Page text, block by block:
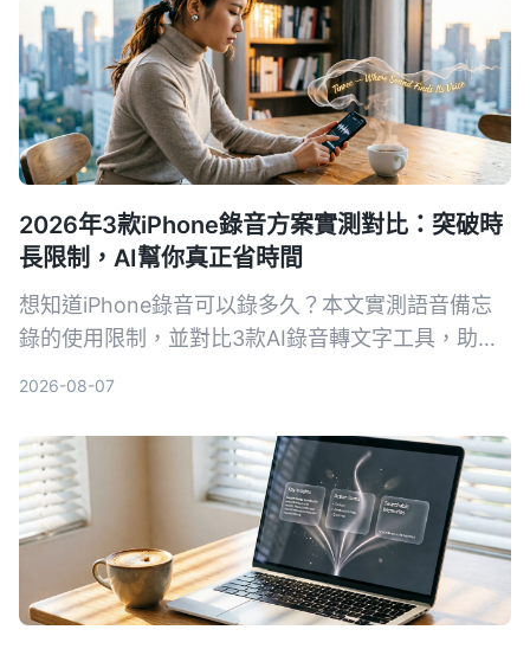
2026年3款iPhone錄音方案實測對比：突破時
長限制，AI幫你真正省時間
想知道iPhone錄音可以錄多久？本文實測語音備忘
錄的使用限制，並對比3款AI錄音轉文字工具，助你
2026-08-07